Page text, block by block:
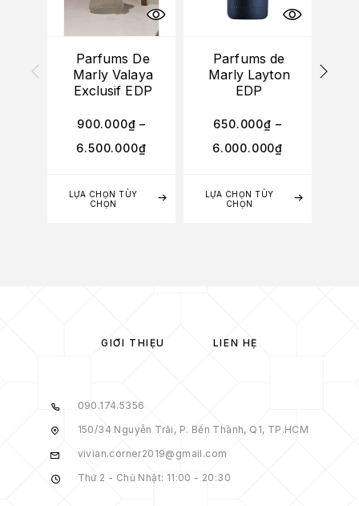
LỰA CHỌN TÙY
CHỌN
Parfums De
Marly Valaya
Exclusif EDP
900.000₫ –
6.500.000₫
LỰA CHỌN TÙY
CHỌN
Parfums de
Marly Layton
EDP
650.000₫ –
6.000.000₫
GIỚI THIỆU LIÊN HỆ
090.174.5356
150/34 Nguyễn Trãi, P. Bến Thành, Q1, TP.HCM
vivian.corner2019@gmail.com
Thứ 2 - Chủ Nhật: 11:00 - 20:30